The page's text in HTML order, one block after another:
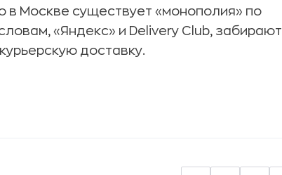
Москве существует «монополия» по
«Яндекс» и Delivery Club, забирают
доставку.